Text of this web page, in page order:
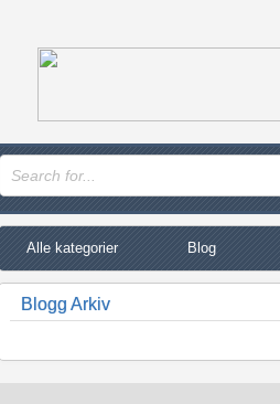
Alle kategorier Blog
Blogg Arkiv